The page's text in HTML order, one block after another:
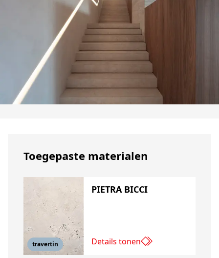
Toegepaste materialen
travertin
PIETRA BICCI
Details tonen